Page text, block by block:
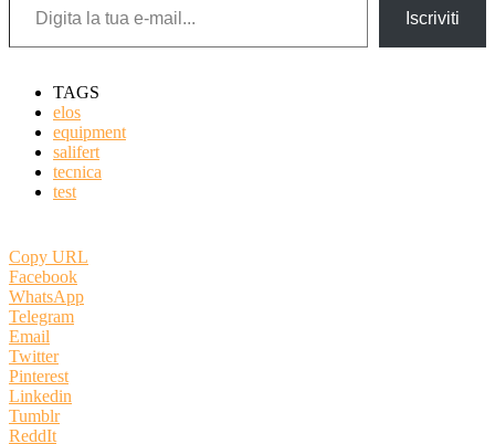
Iscriviti
TAGS
elos
equipment
salifert
tecnica
test
Copy URL
Facebook
WhatsApp
Telegram
Email
Twitter
Pinterest
Linkedin
Tumblr
ReddIt